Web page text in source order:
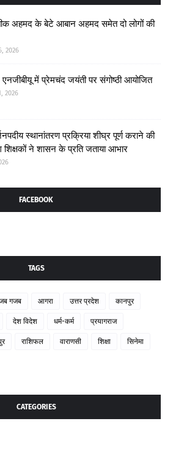
अहमद के बेटे आबान अहमद समेत दो लोगों की
2026
एनजीबीयू में प्रेमचंद जयंती पर संगोष्ठी आयोजित
2026
स्थानांतरण प्रक्रिया शीघ्र पूर्ण कराने की
शिक्षकों ने शासन के प्रति जताया आभार
FACEBOOK
TAGS
गजब आगरा उत्तर प्रदेश कानपुर
देश विदेश धर्म-कर्म प्रयागराज
राशिफल वाराणसी शिक्षा सिनेमा
CATEGORIES